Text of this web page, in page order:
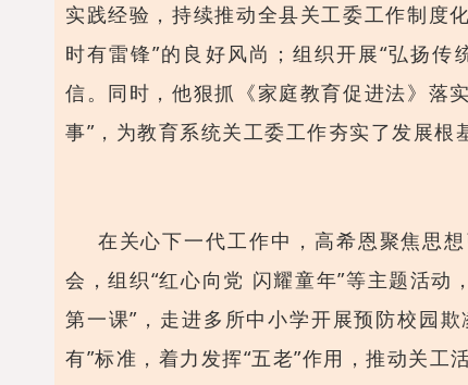
实践经验，持续推动全县关工委工作制度
时有雷锋”的良好风尚；组织开展“弘扬
信。同时，他狠抓《家庭教育促进法》落
事”，为教育系统关工委工作夯实了发展根
在关心下一代工作中，高希恩聚焦思
会，组织“红心向党 闪耀童年”等主题活动
第一课”，走进多所中小学开展预防校园
有”标准，着力发挥“五老”作用，推动关工